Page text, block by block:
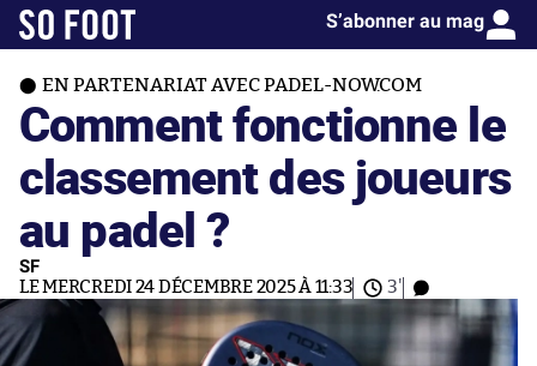
S’abonner au mag
EN PARTENARIAT AVEC PADEL-NOW.COM
Comment fonctionne le
classement des joueurs
au padel ?
SF
LE MERCREDI 24 DÉCEMBRE 2025 À 11:33 3'